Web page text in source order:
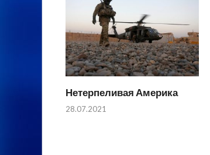
Нетерпеливая Америка
28.07.2021